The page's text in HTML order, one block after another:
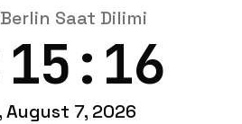
Saat Dilimi
August 7, 2026